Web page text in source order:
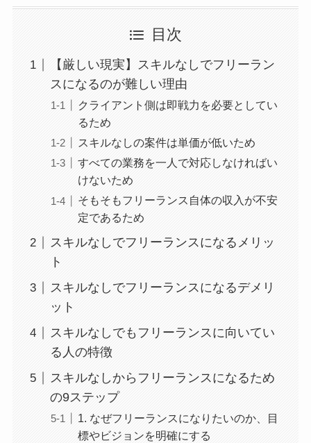
目次
【厳しい現実】スキルなしでフリーラン
スになるのが難しい理由
クライアント側は即戦力を必要としてい
るため
スキルなしの案件は単価が低いため
すべての業務を一人で対応しなければい
けないため
そもそもフリーランス自体の収入が不安
定であるため
スキルなしでフリーランスになるメリッ
ト
スキルなしでフリーランスになるデメリ
ット
スキルなしでもフリーランスに向いてい
る人の特徴
スキルなしからフリーランスになるため
の9ステップ
1. なぜフリーランスになりたいのか、目
標やビジョンを明確にする